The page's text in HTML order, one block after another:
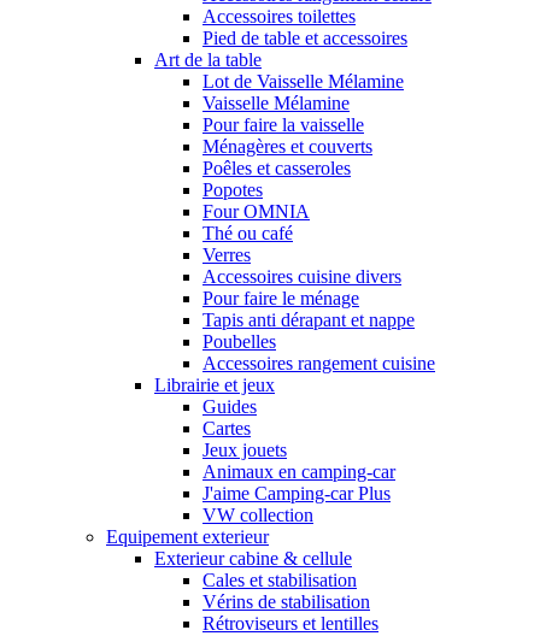
Accessoires toilettes
Pied de table et accessoires
Art de la table
Lot de Vaisselle Mélamine
Vaisselle Mélamine
Pour faire la vaisselle
Ménagères et couverts
Poêles et casseroles
Popotes
Four OMNIA
Thé ou café
Verres
Accessoires cuisine divers
Pour faire le ménage
Tapis anti dérapant et nappe
Poubelles
Accessoires rangement cuisine
Librairie et jeux
Guides
Cartes
Jeux jouets
Animaux en camping-car
J'aime Camping-car Plus
VW collection
Equipement exterieur
Exterieur cabine & cellule
Cales et stabilisation
Vérins de stabilisation
Rétroviseurs et lentilles